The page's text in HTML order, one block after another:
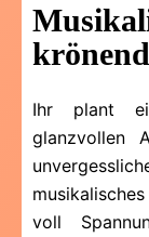
Ihr plant
glanzvollen
voll